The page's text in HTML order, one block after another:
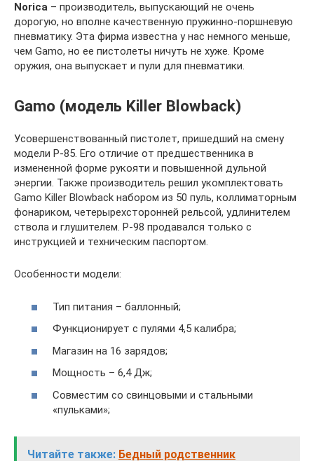
Norica – производитель, выпускающий не очень
дорогую, но вполне качественную пружинно-поршневую
пневматику. Эта фирма известна у нас немного меньше,
чем Gamo, но ее пистолеты ничуть не хуже. Кроме
оружия, она выпускает и пули для пневматики.
Gamo (модель Killer Blowback)
Усовершенствованный пистолет, пришедший на смену
модели P-85. Его отличие от предшественника в
измененной форме рукояти и повышенной дульной
энергии. Также производитель решил укомплектовать
Gamo Killer Blowback набором из 50 пуль, коллиматорным
фонариком, четерырехсторонней рельсой, удлинителем
ствола и глушителем. P-98 продавался только с
инструкцией и техническим паспортом.
Особенности модели:
Тип питания – баллонный;
Функционирует с пулями 4,5 калибра;
Магазин на 16 зарядов;
Мощность – 6,4 Дж;
Совместим со свинцовыми и стальными
«пульками»;
Читайте также: Бедный родственник